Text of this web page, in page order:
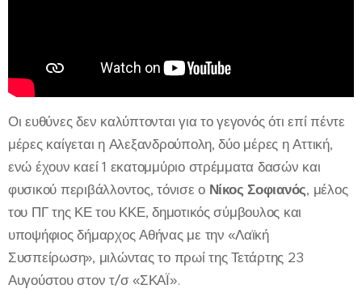
Οι ευθύνες δεν καλύπτονται για το γεγονός ότι επί πέντε
μέρες καίγεται η Αλεξανδρούπολη, δύο μέρες η Αττική,
ενώ έχουν καεί 1 εκατομμύριο στρέμματα δασών και
φυσικού περιβάλλοντος, τόνισε ο Νίκος Σοφιανός, μέλος
του ΠΓ της ΚΕ του ΚΚΕ, δημοτικός σύμβουλος και
υποψήφιος δήμαρχος Αθήνας με την «Λαϊκή
Συσπείρωση», μιλώντας το πρωί της Τετάρτης 23
Αυγούστου στον τ/σ «ΣΚΑΪ».